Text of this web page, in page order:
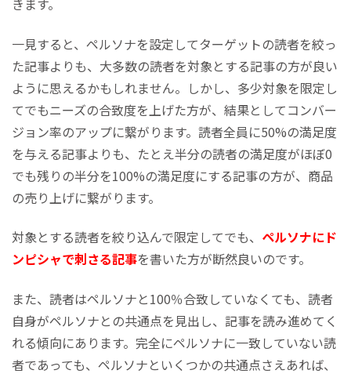
きます。
一見すると、ペルソナを設定してターゲットの読者を絞っ
た記事よりも、大多数の読者を対象とする記事の方が良い
ように思えるかもしれません。しかし、多少対象を限定し
てでもニーズの合致度を上げた方が、結果としてコンバー
ジョン率のアップに繋がります。読者全員に50%の満足度
を与える記事よりも、たとえ半分の読者の満足度がほぼ0
でも残りの半分を100%の満足度にする記事の方が、商品
の売り上げに繋がります。
対象とする読者を絞り込んで限定してでも、 ペルソナにド
ンピシャで刺さる記事を書いた方が断然良いのです。
また、読者はペルソナと100％合致していなくても、読者
自身がペルソナとの共通点を見出し、記事を読み進めてく
れる傾向にあります。完全にペルソナに一致していない読
者であっても、ペルソナといくつかの共通点さえあれば、